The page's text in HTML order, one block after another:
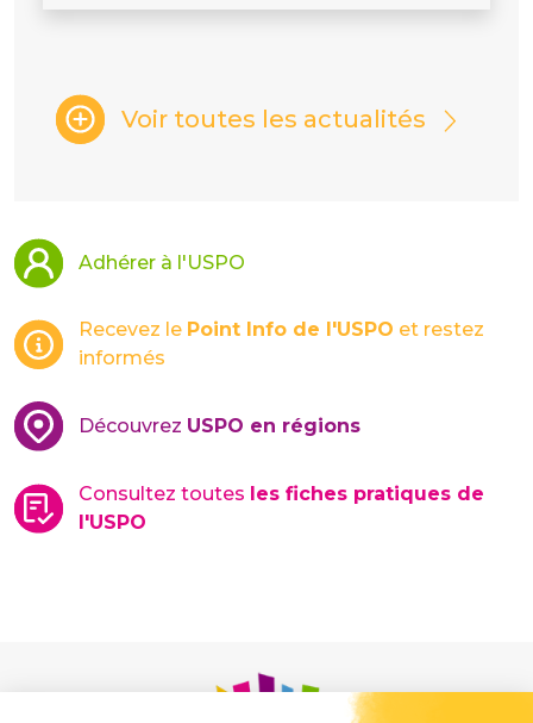
Voir toutes les actualités
Adhérer à l'USPO
Recevez le Point Info de l'USPO et restez
informés
Découvrez USPO en régions
Consultez toutes les fiches pratiques de
l'USPO